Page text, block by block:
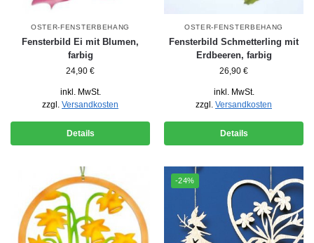
OSTER-FENSTERBEHANG
Fensterbild Ei mit Blumen,
farbig
24,90 €
inkl. MwSt.
zzgl. Versandkosten
Details
OSTER-FENSTERBEHANG
Fensterbild Schmetterling mit
Erdbeeren, farbig
26,90 €
inkl. MwSt.
zzgl. Versandkosten
Details
-24%